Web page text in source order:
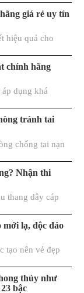
giá rẻ uy tín
hiệu quả cho
chính hãng
dụng khá
tránh tai
chống tai nạn
Nhận thi
thang dây cáp
lạ, độc đáo
tạo nên vẻ đẹp
thủy như
bậc